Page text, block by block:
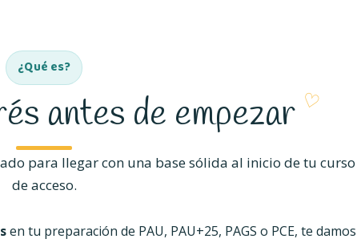
¿Qué es?
antes de empezar
para llegar con una base sólida al inicio de tu curso
de acceso.
en tu preparación de PAU, PAU+25, PAGS o PCE, te damos